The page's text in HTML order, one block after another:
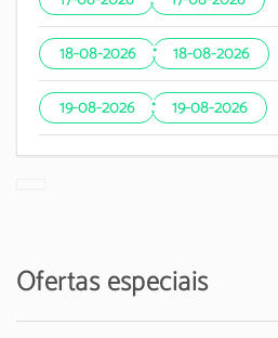
18-08-2026 · 18-08-2026
19-08-2026 · 19-08-2026
Ofertas especiais